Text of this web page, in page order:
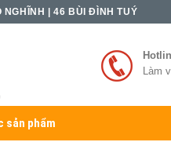
NGHĨNH | 46 BÙI ĐÌNH TUÝ
Làm
sản phẩm